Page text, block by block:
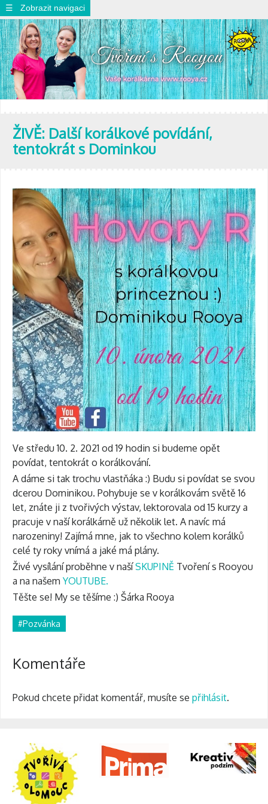
☰ Zobrazit navigaci
ŽIVĚ: Další korálkové povídání,
tentokrát s Dominkou
Ve středu 10. 2. 2021 od 19 hodin si budeme opět
povídat, tentokrát o korálkování.
A dáme si tak trochu vlastňáka :) Budu si povídat se svou
dcerou Dominikou. Pohybuje se v korálkovám světě 16
let, znáte ji z tvořivých výstav, lektorovala od 15 kurzy a
pracuje v naší korálkárně už několik let. A navíc má
narozeniny! Zajímá mne, jak to všechno kolem korálků
celé ty roky vnímá a jaké má plány.
Živé vysílání proběhne v našíSKUPINĚ Tvoření s Rooyou
a na našem YOUTUBE.
Těšte se! My se těšíme :) Šárka Rooya
#Pozvánka
Komentáře
Pokud chcete přidat komentář, musíte se přihlásit.